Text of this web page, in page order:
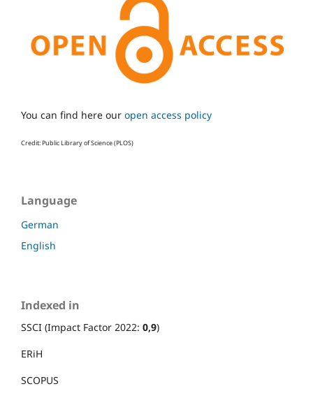
You can find here our open access policy
Credit: Public Library of Science (PLOS)
Language
German
English
Indexed in
SSCI (Impact Factor 2022: 0,9)
ERiH
SCOPUS